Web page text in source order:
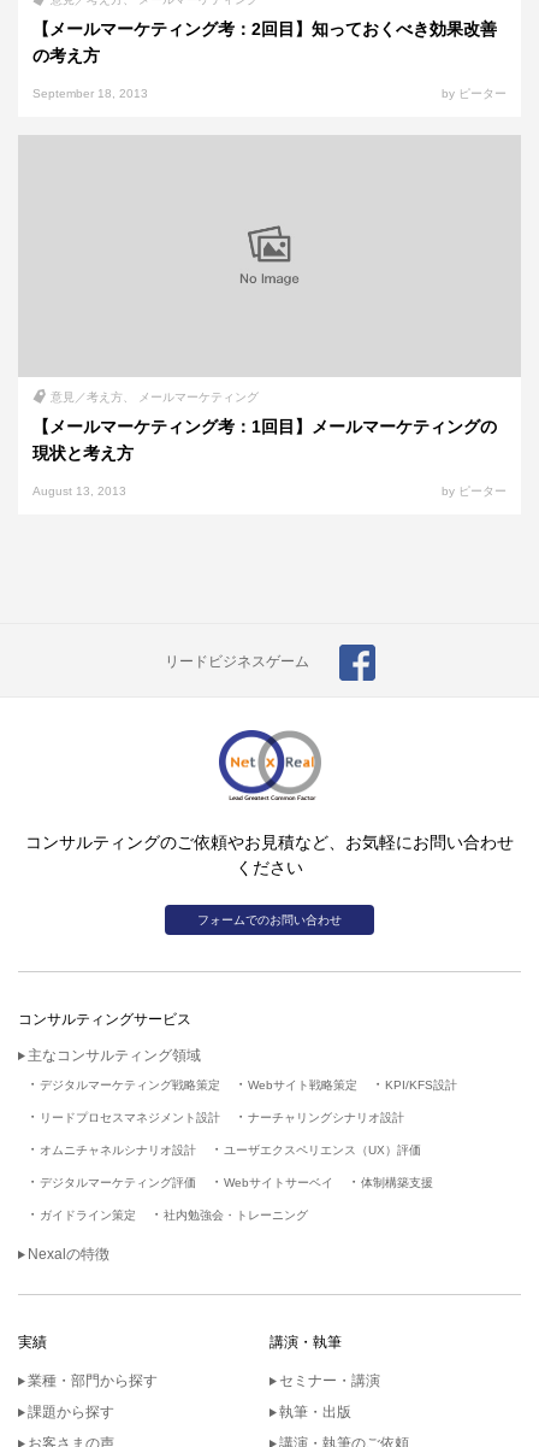
【メールマーケティング考：2回目】知っておくべき効果改善
の考え方
September 18, 2013 by ピーター
意見／考え方 メールマーケティング
【メールマーケティング考：1回目】メールマーケティングの
現状と考え方
August 13, 2013 by ピーター
リードビジネスゲーム
コンサルティングのご依頼やお見積など、お気軽にお問い合わせ
ください
フォームでのお問い合わせ
コンサルティングサービス
主なコンサルティング領域
デジタルマーケティング戦略策定 Webサイト戦略策定 KPI/KFS設計
リードプロセスマネジメント設計 ナーチャリングシナリオ設計
オムニチャネルシナリオ設計 ユーザエクスペリエンス（UX）評価
デジタルマーケティング評価 Webサイトサーベイ 体制構築支援
ガイドライン策定 社内勉強会・トレーニング
Nexalの特徴
実績
業種・部門から探す
課題から探す
お客さまの声
講演・執筆
セミナー・講演
執筆・出版
講演・執筆のご依頼